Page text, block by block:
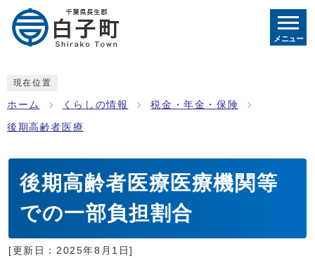
メニュー
現在位置
ホーム くらしの情報 税金・年金・保険
後期高齢者医療
後期高齢者医療医療機関等
での一部負担割合
[更新日： 2025年8月1日]